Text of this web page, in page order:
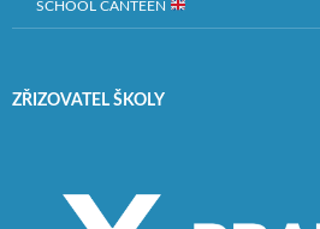
SCHOOL CANTEEN
ZŘIZOVATEL ŠKOLY